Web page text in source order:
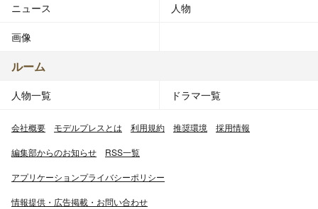
ニュース 人物
画像
ルーム
人物一覧 ドラマ一覧
会社概要 モデルプレスとは 利用規約 推奨環境 採用情報
編集部からのお知らせ RSS一覧
アプリケーションプライバシーポリシー
情報提供・広告掲載・お問い合わせ